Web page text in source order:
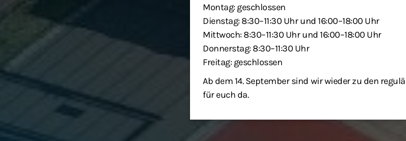
Montag: geschlossen
Dienstag: 8:30–11:30 Uhr und 16:00–18:00 Uhr
Mittwoch: 8:30–11:30 Uhr und 16:00–18:00 Uhr
Donnerstag: 8:30–11:30 Uhr
Freitag: geschlossen
Ab dem 14. September sind wir wieder zu den
für euch da.